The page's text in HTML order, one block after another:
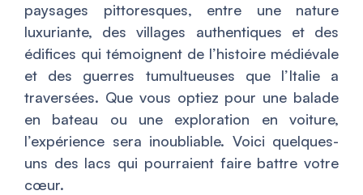
paysages pittoresques, entre une nature
luxuriante, des villages authentiques et des
édifices qui témoignent de l’histoire médiévale
et des guerres tumultueuses que l’Italie a
traversées. Que vous optiez pour une balade
en bateau ou une exploration en voiture,
l’expérience sera inoubliable. Voici quelques-
uns des lacs qui pourraient faire battre votre
cœur.